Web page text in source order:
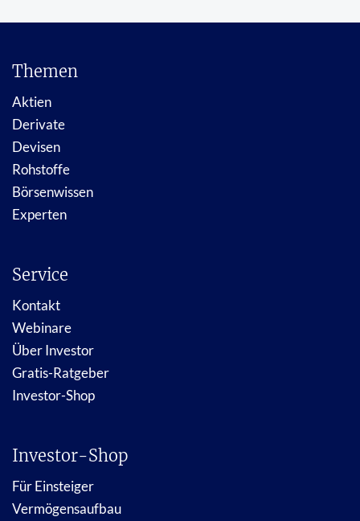
Themen
Aktien
Derivate
Devisen
Rohstoffe
Börsenwissen
Experten
Service
Kontakt
Webinare
Über Investor
Gratis-Ratgeber
Investor-Shop
Investor-Shop
Für Einsteiger
Vermögensaufbau